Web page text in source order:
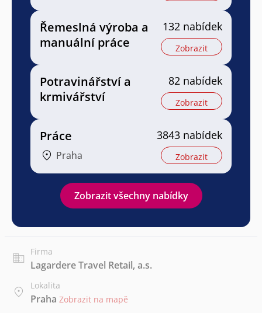
Řemeslná výroba a
manuální práce
132 nabídek
Zobrazit
Potravinářství a
krmivářství
82 nabídek
Zobrazit
Práce
Praha
3843 nabídek
Zobrazit
Zobrazit všechny nabídky
Firma
Lagardere Travel Retail, a.s.
Lokalita
Praha Zobrazit na mapě